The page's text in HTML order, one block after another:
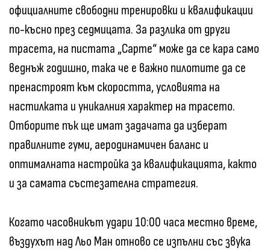
официалните свободни тренировки и квалификации
по-късно през седмицата. За разлика от други
трасета, на пистата „Сарте“ може да се кара само
веднъж годишно, така че е важно пилотите да се
пренастроят към скоростта, условията на
настилката и уникалния характер на трасето.
Отборите пък ще имат задачата да изберат
правилните гуми, аеродинамичен баланс и
оптималната настройка за квалификацията, както
и за самата състезателна стратегия.
Когато часовникът удари 10:00 часа местно време,
въздухът над Льо Ман отново се изпълни със звука